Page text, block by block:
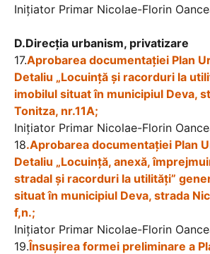
Iniţiator Primar Nicolae-Florin
D.Direcția urbanism, privatizare
17.Aprobarea documentaţiei Plan
Detaliu „Locuință și racorduri la
imobilul situat în municipiul Deva,
Tonitza, nr.11A;
Iniţiator Primar Nicolae-Florin
18.Aprobarea documentaţiei Plan
Detaliu „Locuință, anexă,
stradal și racorduri la utilități”
situat în municipiul Deva, strada
f,n.;
Iniţiator Primar Nicolae-Florin
19.Însușirea formei preliminare a